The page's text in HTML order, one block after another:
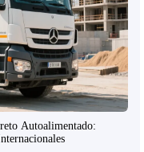
Autoalimentado: